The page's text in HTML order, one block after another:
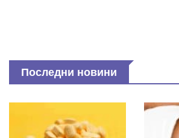
Последни новини